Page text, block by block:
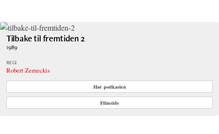
Tilbake til fremtiden 2
1989
REGI
Robert Zemeckis
Hør podkasten
Filmside